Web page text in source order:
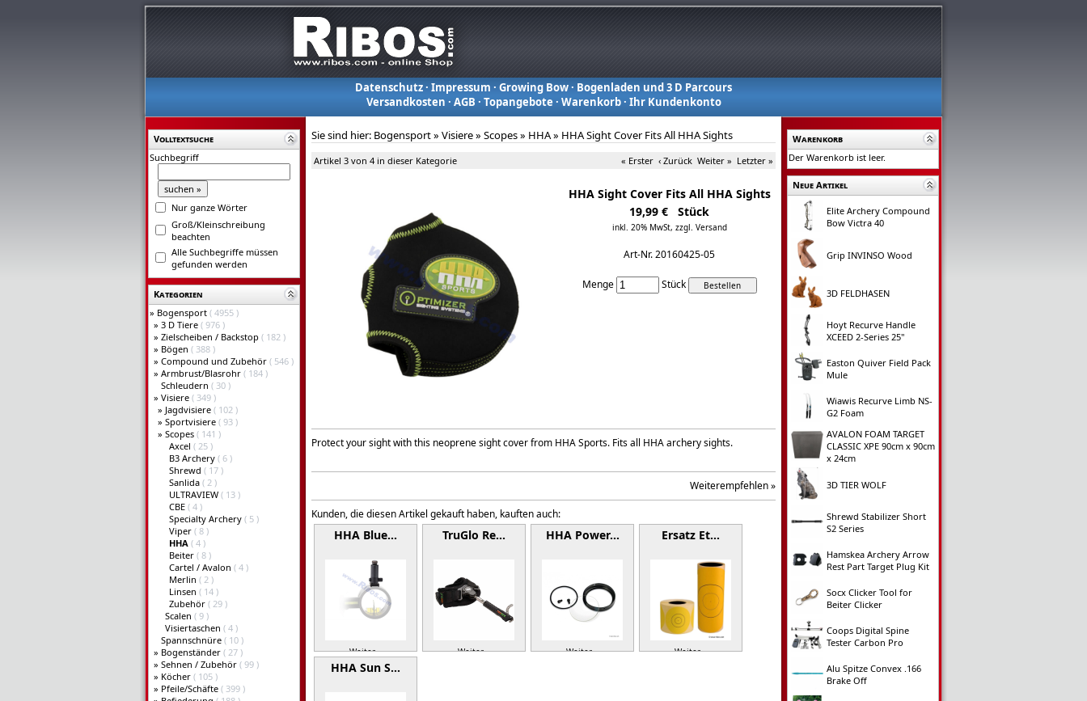
Datenschutz· Impressum · Growing Bow· Bogenladen und 3 D Parcours
Versandkosten · AGB · Topangebote · Warenkorb· Ihr Kundenkonto
Volltextsuche
Suchbegriff
Nur ganze Wörter
Groß/Kleinschreibung
beachten
Alle Suchbegriffe müssen
gefunden werden
Kategorien
» Bogensport ( 4955 )
» 3 D Tiere ( 976 )
» Zielscheiben / Backstop ( 182 )
» Bögen ( 388 )
» Compound und Zubehör ( 546 )
» Armbrust/Blasrohr ( 184 )
Schleudern ( 30 )
» Visiere ( 349 )
» Jagdvisiere ( 102 )
» Sportvisiere ( 93 )
» Scopes ( 141 )
Axcel ( 25 )
B3 Archery ( 6 )
Shrewd ( 17 )
Sanlida ( 2 )
ULTRAVIEW ( 13 )
CBE ( 4 )
Specialty Archery ( 5 )
Viper ( 8 )
HHA ( 4 )
Beiter ( 8 )
Cartel / Avalon ( 4 )
Merlin ( 2 )
Linsen ( 14 )
Zubehör ( 29 )
Scalen ( 9 )
Visiertaschen ( 4 )
Spannschnüre ( 10 )
» Bogenständer ( 27 )
» Sehnen / Zubehör ( 99 )
» Köcher ( 105 )
» Pfeile/Schäfte ( 399 )
Sie sind hier: Bogensport» Visiere» Scopes» HHA» HHA Sight Cover Fits All HHA Sights
Artikel 3 von 4 in dieser Kategorie « Erster ‹ Zurück Weiter » Letzter »
HHA Sight Cover Fits All HHA Sights
19,99 € Stück
inkl. 20% MwSt, zzgl. Versand
Art-Nr. 20160425-05
Menge Stück
Protect your sight with this neoprene sight cover from HHA Sports. Fits all HHA archery sights.
Weiterempfehlen »
Kunden, die diesen Artikel gekauft haben, kauften auch:
HHA Blue…
Weiter »
TruGlo Re…
Weiter »
HHA Power…
Weiter »
Ersatz Et…
Weiter »
HHA Sun S…
Warenkorb
Der Warenkorb ist leer.
Neue Artikel
Elite Archery Compound
Bow Victra 40
Grip INVINSO Wood
3D FELDHASEN
Hoyt Recurve Handle
XCEED 2-Series 25"
Easton Quiver Field Pack
Mule
Wiawis Recurve Limb NS-
G2 Foam
AVALON FOAM TARGET
CLASSIC XPE 90cm x 90cm
x 24cm
3D TIER WOLF
Shrewd Stabilizer Short
S2 Series
Hamskea Archery Arrow
Rest Part Target Plug Kit
Socx Clicker Tool for
Beiter Clicker
Coops Digital Spine
Tester Carbon Pro
Alu Spitze Convex .166
Brake Off